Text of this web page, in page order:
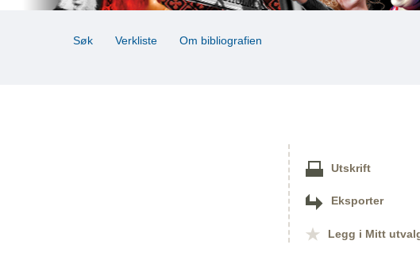
Søk Verkliste Om bibliografien
Utskrift
Eksporter
Legg i Mitt